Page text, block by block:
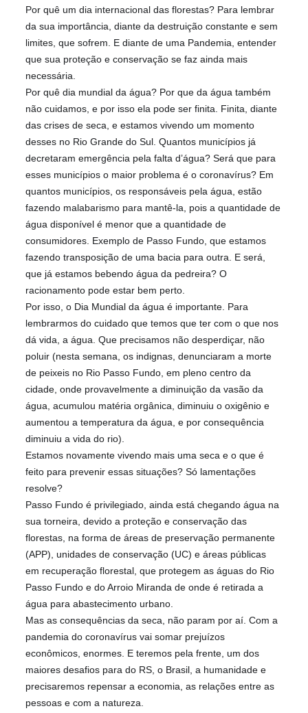
Por quê um dia internacional das florestas? Para lembrar
da sua importância, diante da destruição constante e sem
limites, que sofrem. E diante de uma Pandemia, entender
que sua proteção e conservação se faz ainda mais
necessária.
Por quê dia mundial da água? Por que da água também
não cuidamos, e por isso ela pode ser finita. Finita, diante
das crises de seca, e estamos vivendo um momento
desses no Rio Grande do Sul. Quantos municípios já
decretaram emergência pela falta d’água? Será que para
esses municípios o maior problema é o coronavírus? Em
quantos municípios, os responsáveis pela água, estão
fazendo malabarismo para mantê-la, pois a quantidade de
água disponível é menor que a quantidade de
consumidores. Exemplo de Passo Fundo, que estamos
fazendo transposição de uma bacia para outra. E será,
que já estamos bebendo água da pedreira? O
racionamento pode estar bem perto.
Por isso, o Dia Mundial da água é importante. Para
lembrarmos do cuidado que temos que ter com o que nos
dá vida, a água. Que precisamos não desperdiçar, não
poluir (nesta semana, os indignas, denunciaram a morte
de peixeis no Rio Passo Fundo, em pleno centro da
cidade, onde provavelmente a diminuição da vasão da
água, acumulou matéria orgânica, diminuiu o oxigênio e
aumentou a temperatura da água, e por consequência
diminuiu a vida do rio).
Estamos novamente vivendo mais uma seca e o que é
feito para prevenir essas situações? Só lamentações
resolve?
Passo Fundo é privilegiado, ainda está chegando água na
sua torneira, devido a proteção e conservação das
florestas, na forma de áreas de preservação permanente
(APP), unidades de conservação (UC) e áreas públicas
em recuperação florestal, que protegem as águas do Rio
Passo Fundo e do Arroio Miranda de onde é retirada a
água para abastecimento urbano.
Mas as consequências da seca, não param por aí. Com a
pandemia do coronavírus vai somar prejuízos
econômicos, enormes. E teremos pela frente, um dos
maiores desafios para do RS, o Brasil, a humanidade e
precisaremos repensar a economia, as relações entre as
pessoas e com a natureza.